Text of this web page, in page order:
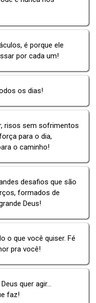
é porque ele
por cada um!
os dias!
risos sem sofrimentos
para o dia,
o caminho!
desafios que são
formados de
Deus!
o que você quiser. Fé
pra você!
quer agir...
faz!